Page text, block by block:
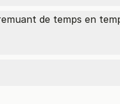
de temps en